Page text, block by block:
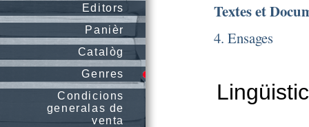
Editors
Panièr
Catalòg
Genres
Condicions
generalas de
venta
Textes et
4. Ensages